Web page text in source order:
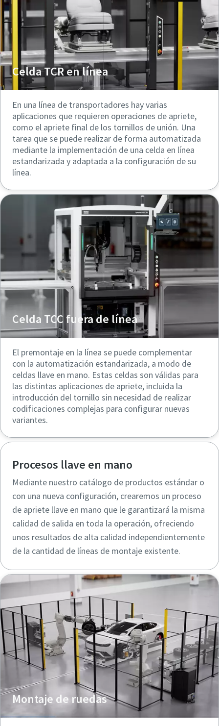
Celda TCR en línea
En una línea de transportadores hay varias
aplicaciones que requieren operaciones de apriete,
como el apriete final de los tornillos de unión. Una
tarea que se puede realizar de forma automatizada
mediante la implementación de una celda en línea
estandarizada y adaptada a la configuración de su
línea.
Celda TCC fuera de línea
El premontaje en la línea se puede complementar
con la automatización estandarizada, a modo de
celdas llave en mano. Estas celdas son válidas para
las distintas aplicaciones de apriete, incluida la
introducción del tornillo sin necesidad de realizar
codificaciones complejas para configurar nuevas
variantes.
Procesos llave en mano
Mediante nuestro catálogo de productos estándar o
con una nueva configuración, crearemos un proceso
de apriete llave en mano que le garantizará la misma
calidad de salida en toda la operación, ofreciendo
unos resultados de alta calidad independientemente
de la cantidad de líneas de montaje existente.
Montaje de ruedas